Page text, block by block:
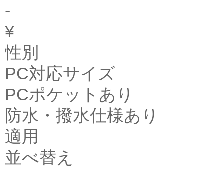
-
¥
性別
PC対応サイズ
PCポケットあり
防水・撥水仕様あり
適用
並べ替え